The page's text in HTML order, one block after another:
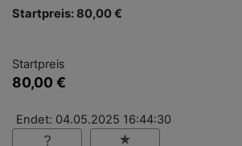
Startpreis: 80,00 €
Startpreis
80,00 €
Endet: 04.05.2025 16:44:30